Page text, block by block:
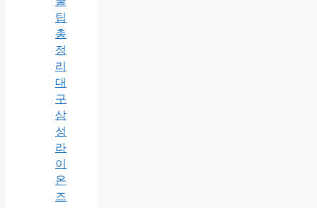
팁
총
정
리
대
구
삼
성
라
이
온
즈